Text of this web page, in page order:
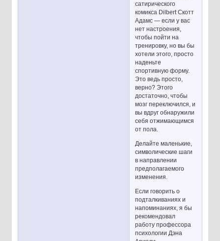
сатирического
комикса Dilbert Скотт
Адамс — если у вас
нет настроения,
чтобы пойти на
тренировку, но вы бы
хотели этого, просто
наденьте
спортивную форму.
Это ведь просто,
верно? Этого
достаточно, чтобы
мозг переключился, и
вы вдруг обнаружили
себя отжимающимся
от пола.
Делайте маленькие,
символические шаги
в направлении
предполагаемого
изменения.
Если говорить о
подталкиваниях и
напоминаниях, я бы
рекомендовал
работу профессора
психологии Дэна